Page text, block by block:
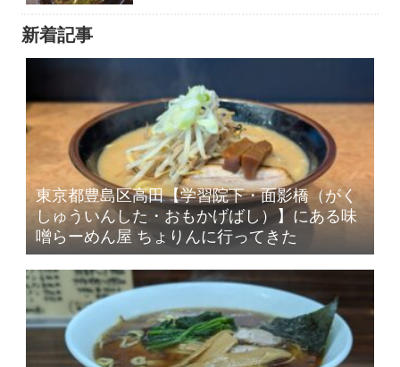
新着記事
東京都豊島区高田【学習院下・面影橋（がく
しゅういんした・おもかげばし）】にある味
噌らーめん屋 ちょりんに行ってきた